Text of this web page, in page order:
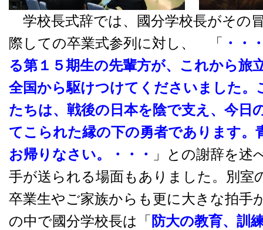
学校長式辞では、國分学校長がその
際しての卒業式参列に対し、 「
・・
る第１５期生の先輩方が、これから旅
全国から駆けつけてくださいました。
たちは、戦後の日本を陰で支え、今日
てこられた縁の下の勇者であります。
お帰りなさい。・・・ 」との謝辞を述
手が送られる場面もありました。別室
卒業生やご家族からも更に大きな拍手
の中で國分学校長は「 防大の教育、訓